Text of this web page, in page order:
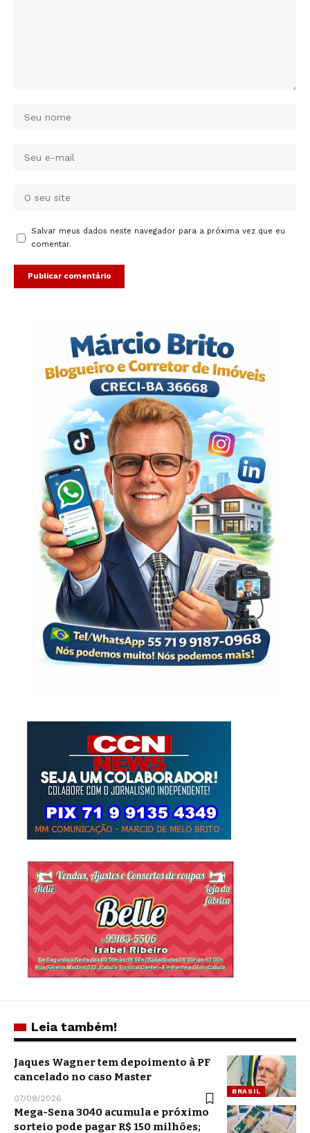
Salvar meus dados neste navegador para a próxima vez que eu
comentar.
Leia também!
BRASIL
Jaques Wagner tem depoimento à PF
cancelado no caso Master
07/08/2026
Mega-Sena 3040 acumula e próximo
sorteio pode pagar R$ 150 milhões;